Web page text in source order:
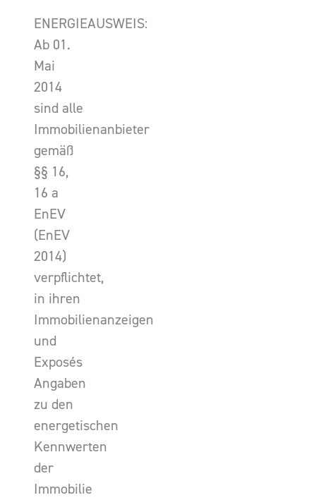
ENERGIEAUSWEIS:
Ab 01.
Mai
2014
sind alle
Immobilienanbieter
gemäß
§§ 16,
16 a
EnEV
(EnEV
2014)
verpflichtet,
in ihren
Immobilienanzeigen
und
Exposés
Angaben
zu den
energetischen
Kennwerten
der
Immobilie